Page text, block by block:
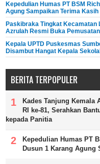
Kepedulian Humas PT BSM
Agung Sampaikan Terima Kasih
Paskibraka Tingkat Kecamatan
Azrulah Resmi Buka
Kepala UPTD Puskesmas
Disambut Hangat Kepala
BERITA TERPOPULER
Kades Tanjung Kemala
RI ke-81, Serahkan
kepada Panitia
Kepedulian Humas PT
Dusun 1 Karang Agung